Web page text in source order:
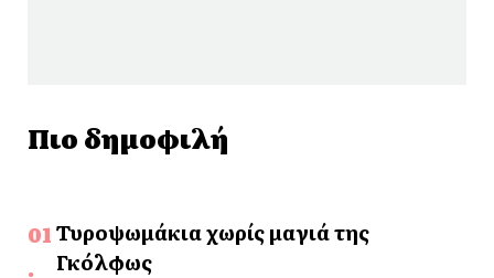
Πιο δημοφιλή
Τυροψωμάκια χωρίς μαγιά της
Γκόλφως